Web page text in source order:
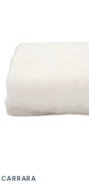
CARRARA